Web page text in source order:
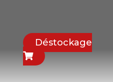
Déstockage